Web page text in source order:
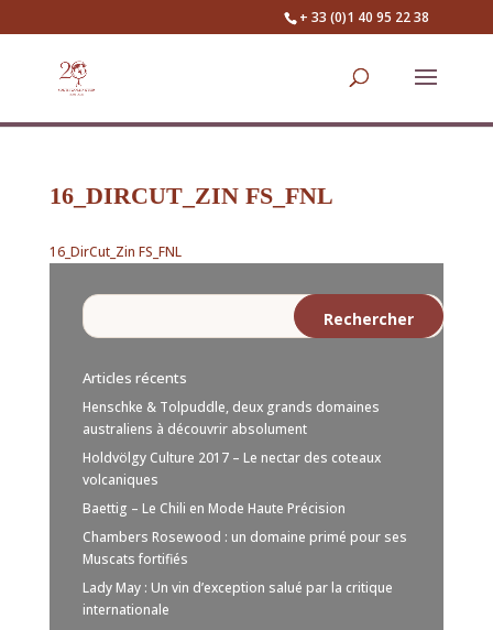
+ 33 (0)1 40 95 22 38
16_DIRCUT_ZIN FS_FNL
16_DirCut_Zin FS_FNL
Articles récents
Henschke & Tolpuddle, deux grands domaines
australiens à découvrir absolument
Holdvölgy Culture 2017 – Le nectar des coteaux
volcaniques
Baettig – Le Chili en Mode Haute Précision
Chambers Rosewood : un domaine primé pour ses
Muscats fortifiés
Lady May : Un vin d’exception salué par la critique
internationale